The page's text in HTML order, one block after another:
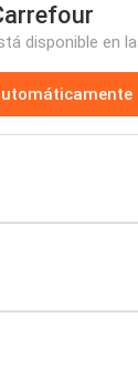
disponible en